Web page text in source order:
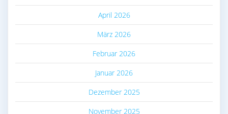
April 2026
März 2026
Februar 2026
Januar 2026
Dezember 2025
November 2025